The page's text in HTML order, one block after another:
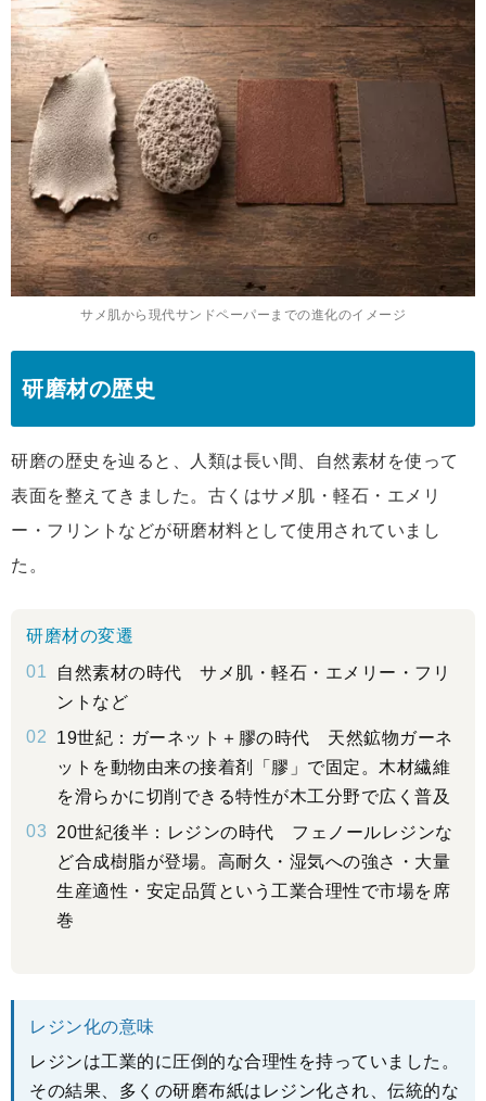
サメ肌から現代サンドペーパーまでの進化のイメージ
研磨材の歴史
研磨の歴史を辿ると、人類は長い間、自然素材を使って
表面を整えてきました。古くはサメ肌・軽石・エメリ
ー・フリントなどが研磨材料として使用されていまし
た。
研磨材の変遷
01
自然素材の時代 サメ肌・軽石・エメリー・フリ
ントなど
02
19世紀：ガーネット＋膠の時代 天然鉱物ガーネ
ットを動物由来の接着剤「膠」で固定。木材繊維
を滑らかに切削できる特性が木工分野で広く普及
03
20世紀後半：レジンの時代 フェノールレジンな
ど合成樹脂が登場。高耐久・湿気への強さ・大量
生産適性・安定品質という工業合理性で市場を席
巻
レジン化の意味
レジンは工業的に圧倒的な合理性を持っていました。
その結果、多くの研磨布紙はレジン化され、伝統的な